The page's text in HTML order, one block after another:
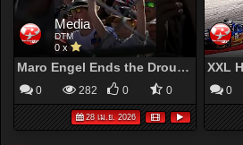
Media
DTM
0 x
Maro Engel Ends the Drought: Victory at Red Bull Ring Race 2 | DTM 2026
0 282 0 0
28 เม.ย. 2026
0